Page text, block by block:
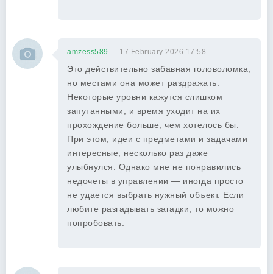
amzess589 17 February 2026 17:58
Это действительно забавная головоломка,
но местами она может раздражать.
Некоторые уровни кажутся слишком
запутанными, и время уходит на их
прохождение больше, чем хотелось бы.
При этом, идеи с предметами и задачами
интересные, несколько раз даже
улыбнулся. Однако мне не понравились
недочеты в управлении — иногда просто
не удается выбрать нужный объект. Если
любите разгадывать загадки, то можно
попробовать.